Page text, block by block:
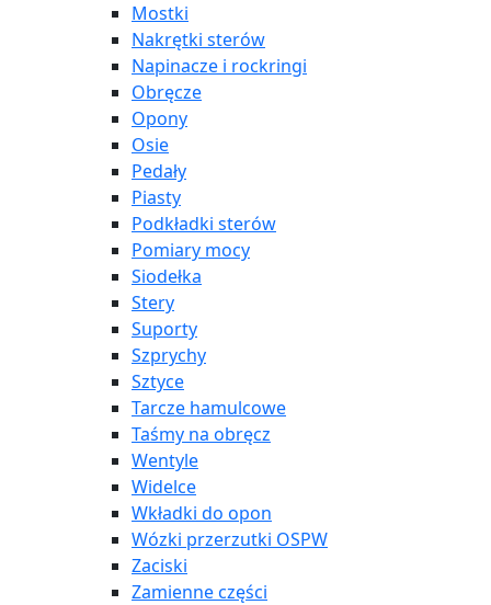
Mostki
Nakrętki sterów
Napinacze i rockringi
Obręcze
Opony
Osie
Pedały
Piasty
Podkładki sterów
Pomiary mocy
Siodełka
Stery
Suporty
Szprychy
Sztyce
Tarcze hamulcowe
Taśmy na obręcz
Wentyle
Widelce
Wkładki do opon
Wózki przerzutki OSPW
Zaciski
Zamienne części